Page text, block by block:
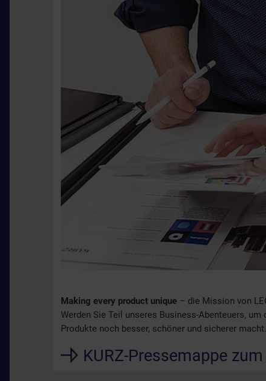
Making every product unique – die Mission von
Werden Sie Teil unseres Business-Abenteuers,
Produkte noch besser, schöner und sicherer
KURZ-Pressemappe